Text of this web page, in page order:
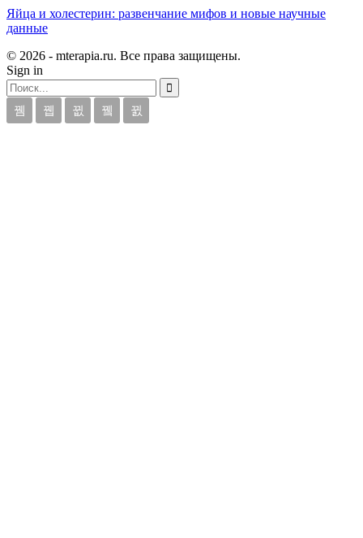
Яйца и холестерин: развенчание мифов и новые научные
данные
© 2026 - mterapia.ru. Все права защищены.
Sign in